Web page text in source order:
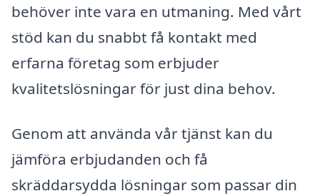
behöver inte vara en utmaning. Med vårt
stöd kan du snabbt få kontakt med
erfarna företag som erbjuder
kvalitetslösningar för just dina behov.
Genom att använda vår tjänst kan du
jämföra erbjudanden och få
skräddarsydda lösningar som passar din